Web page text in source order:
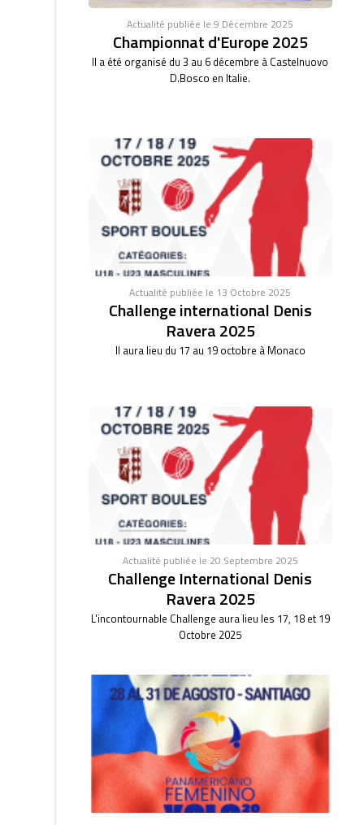
Actualité publiée le 9 Décembre 2025
Championnat d'Europe 2025
Il a été organisé du 3 au 6 décembre à Castelnuovo
D.Bosco en Italie.
Actualité publiée le 13 Octobre 2025
Challenge international Denis
Ravera 2025
Il aura lieu du 17 au 19 octobre à Monaco
Actualité publiée le 20 Septembre 2025
Challenge International Denis
Ravera 2025
L'incontournable Challenge aura lieu les 17, 18 et 19
Octobre 2025